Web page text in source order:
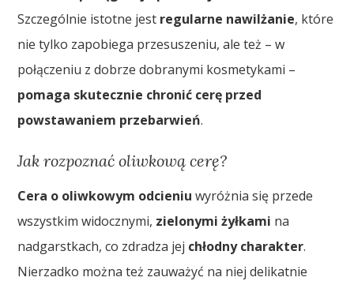
Szczególnie istotne jest regularne nawilżanie, które
nie tylko zapobiega przesuszeniu, ale też – w
połączeniu z dobrze dobranymi kosmetykami –
pomaga skutecznie chronić cerę przed
powstawaniem przebarwień.
Jak rozpoznać oliwkową cerę?
Cera o oliwkowym odcieniu wyróżnia się przede
wszystkim widocznymi, zielonymi żyłkami na
nadgarstkach, co zdradza jej chłodny charakter.
Nierzadko można też zauważyć na niej delikatnie